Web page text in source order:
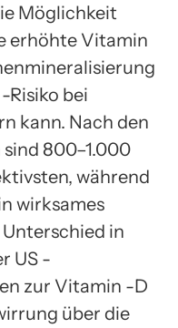
Möglichkeit
erhöhte Vitamin
Risiko bei
kann. Nach den
800–1.000
während
wirksames
in
US -
zur Vitamin -D
über die